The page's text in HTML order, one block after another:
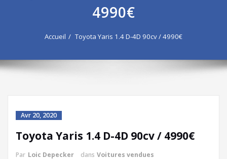
4990€
Accueil Toyota Yaris 1.4 D-4D 90cv / 4990€
Avr 20, 2020
Toyota Yaris 1.4 D-4D 90cv / 4990€
Par Loic Depecker dans Voitures vendues